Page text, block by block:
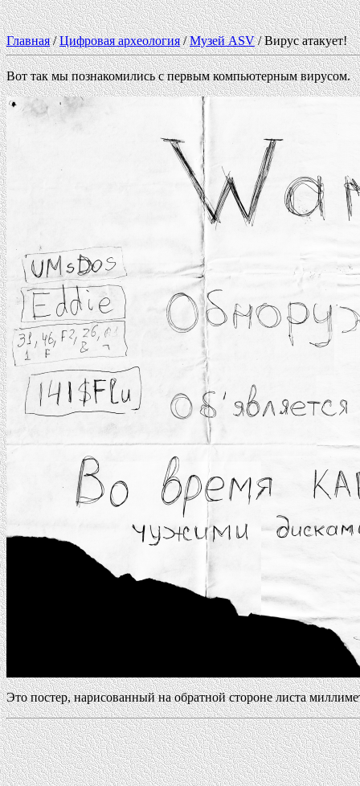
Главная/Цифровая археология/Музей ASV/ Вирус атакует!
Вот так мы познакомились с первым компьютерным вирусом.
Это постер, нарисованный на обратной стороне листа